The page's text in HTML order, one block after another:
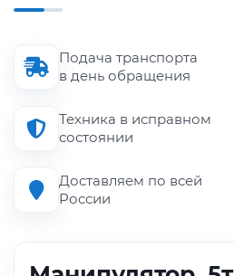
Подача транспорта
в день обращения
Техника в исправном
состоянии
Доставляем по всей
России